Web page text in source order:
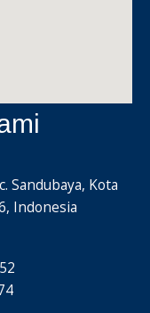
Sandubaya, Kota
Indonesia